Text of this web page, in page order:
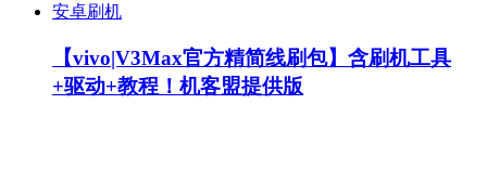
安卓刷机
【vivo|V3Max官方精简线刷包】含刷机工具
+驱动+教程！机客盟提供版